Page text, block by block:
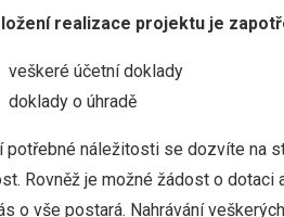
realizace projektu je
veškeré účetní doklady
doklady o úhradě
potřebné náležitosti se dozvíte na
Rovněž je možné žádost o
o vše postará. Nahrávání